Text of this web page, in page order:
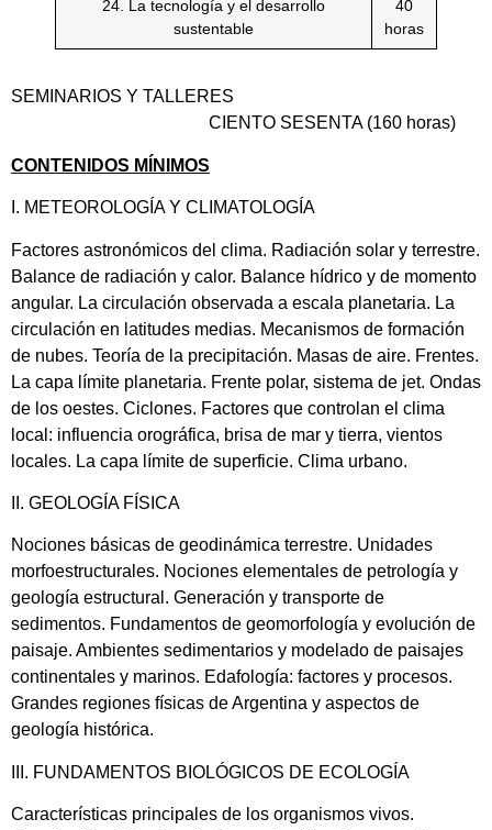
24. La tecnología y el desarrollo
sustentable
40
horas
SEMINARIOS Y TALLERES
CIENTO SESENTA (160 horas)
CONTENIDOS MÍNIMOS
I. METEOROLOGÍA Y CLIMATOLOGÍA
Factores astronómicos del clima. Radiación solar y terrestre.
Balance de radiación y calor. Balance hídrico y de momento
angular. La circulación observada a escala planetaria. La
circulación en latitudes medias. Mecanismos de formación
de nubes. Teoría de la precipitación. Masas de aire. Frentes.
La capa límite planetaria. Frente polar, sistema de jet. Ondas
de los oestes. Ciclones. Factores que controlan el clima
local: influencia orográfica, brisa de mar y tierra, vientos
locales. La capa límite de superficie. Clima urbano.
II. GEOLOGÍA FÍSICA
Nociones básicas de geodinámica terrestre. Unidades
morfoestructurales. Nociones elementales de petrología y
geología estructural. Generación y transporte de
sedimentos. Fundamentos de geomorfología y evolución de
paisaje. Ambientes sedimentarios y modelado de paisajes
continentales y marinos. Edafología: factores y procesos.
Grandes regiones físicas de Argentina y aspectos de
geología histórica.
III. FUNDAMENTOS BIOLÓGICOS DE ECOLOGÍA
Características principales de los organismos vivos.